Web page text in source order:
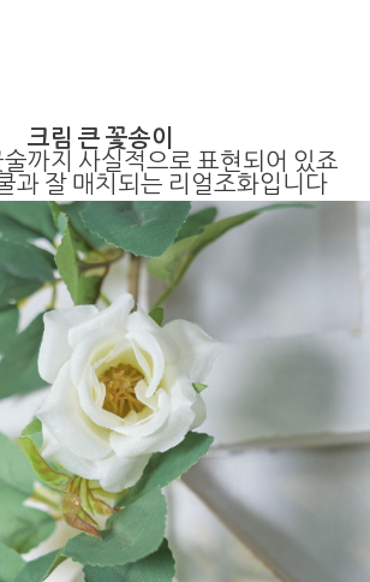
크림 큰 꽃송이
까지 사실적으로 표현되어 있죠
과 잘 매치되는 리얼조화입니다